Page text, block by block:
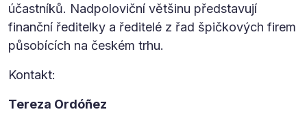
účastníků. Nadpoloviční většinu představují
finanční ředitelky a ředitelé z řad špičkových firem
působících na českém trhu.
Kontakt:
Tereza Ordóñez